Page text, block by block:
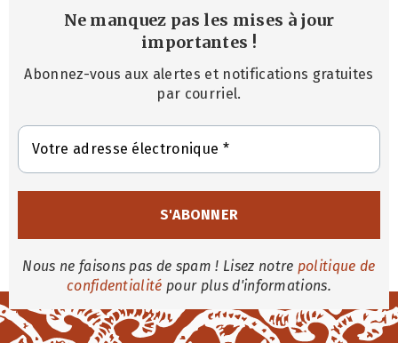
Ne manquez pas les mises à jour
importantes !
Abonnez-vous aux alertes et notifications gratuites
par courriel.
Nous ne faisons pas de spam ! Lisez notre politique de
confidentialité pour plus d'informations.